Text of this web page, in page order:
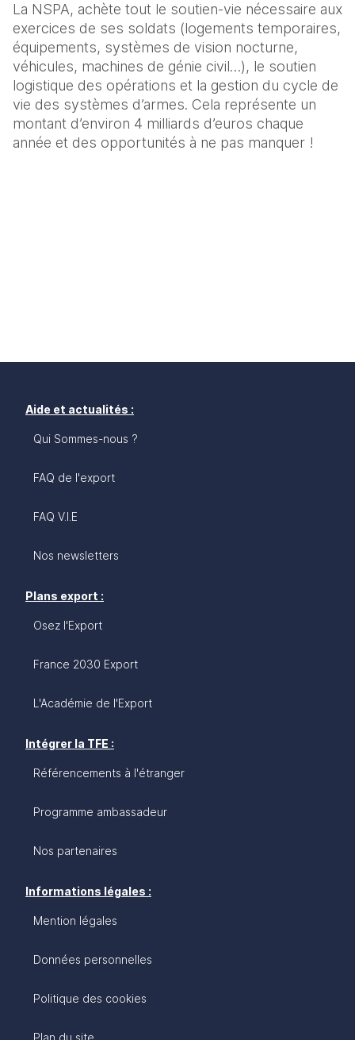
La NSPA, achète tout le soutien-vie nécessaire aux
exercices de ses soldats (logements temporaires,
équipements, systèmes de vision nocturne,
véhicules, machines de génie civil…), le soutien
logistique des opérations et la gestion du cycle de
vie des systèmes d’armes. Cela représente un
montant d’environ 4 milliards d’euros chaque
année et des opportunités à ne pas manquer !
Aide et actualités :
Qui Sommes-nous ?
FAQ de l'export
FAQ V.I.E
Nos newsletters
Plans export :
Osez l'Export
France 2030 Export
L'Académie de l'Export
Intégrer la TFE :
Référencements à l'étranger
Programme ambassadeur
Nos partenaires
Informations légales :
Mention légales
Données personnelles
Politique des cookies
Plan du site